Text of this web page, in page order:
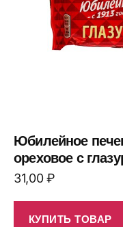
Юбилейное
ореховое с
31,00₽
КУПИТЬ ТОВАР